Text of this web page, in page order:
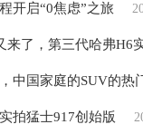
开启“0焦虑”之旅
来了，第三代哈弗H6
中国家庭的SUV的热
拍猛士917创始版